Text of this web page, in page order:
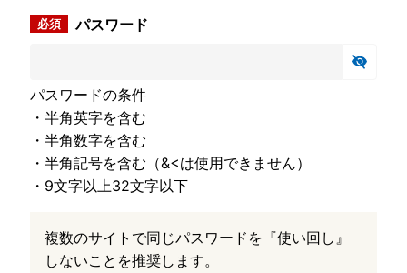
パスワード
パスワードの条件
・半角英字を含む
・半角数字を含む
・半角記号を含む（&<は使用できません）
・9文字以上32文字以下
複数のサイトで同じパスワードを『使い回し』
しないことを推奨します。